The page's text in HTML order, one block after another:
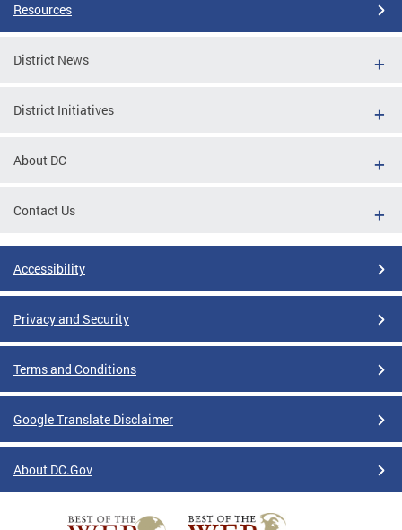
Resources
District News
District Initiatives
About DC
Contact Us
Accessibility
Privacy and Security
Terms and Conditions
Google Translate Disclaimer
About DC.Gov